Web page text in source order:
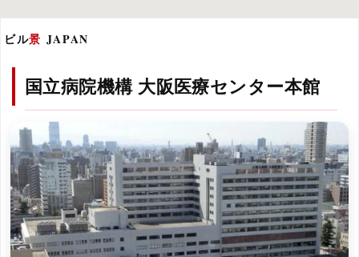
ビル景 JAPAN
国立病院機構 大阪医療センター本館